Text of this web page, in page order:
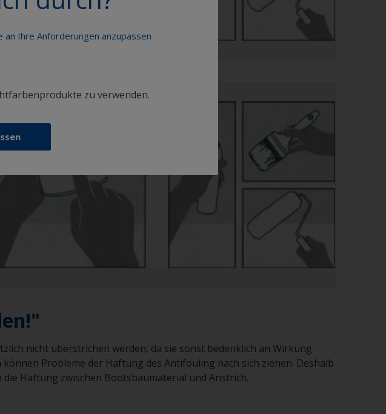
nicht überstrichen werden, da sie sonst bedenklich an Wirkung
Probleme der Haftung des Antifouling nach sich ziehen. Deshalb
Haftung zwischen Bootsbaumaterial und Anstrich.
Ihre Anforderungen anzupassen
zu verwenden.